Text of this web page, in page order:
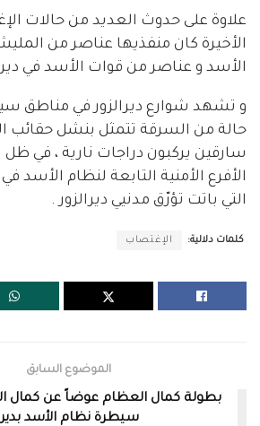
علاوة على حدوث العديد من حالات
الأخيرة كان منفذيها عناصر من
الأسد و عناصر من قوات الأسد في
و تشهد شوارع ديرالزور في مناطق
حالة من السرقة تتمثل بنشل حقائب
سارقين يركبون دراجات نارية ، في
الأفرع الأمنية التابعة لنظام الأسد
التي باتت تؤرّق مدنيي ديرالزور .
كلمات دلالية: الإغتصاب
الموضوع السابق
بطولة كمال العظام عوضاً عن كمال
سيطرة نظام الأسد